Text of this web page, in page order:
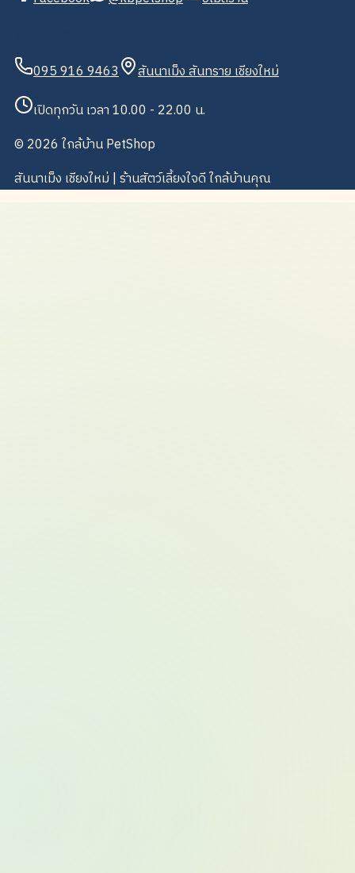
095 916 9463
สันนาเม็ง สันทราย เชียงใหม่
เปิดทุกวัน เวลา 10.00 - 22.00 น.
© 2026 ใกล้บ้าน PetShop
สันนาเม็ง เชียงใหม่ | ร้านสัตว์เลี้ยงใจดี ใกล้บ้านคุณ